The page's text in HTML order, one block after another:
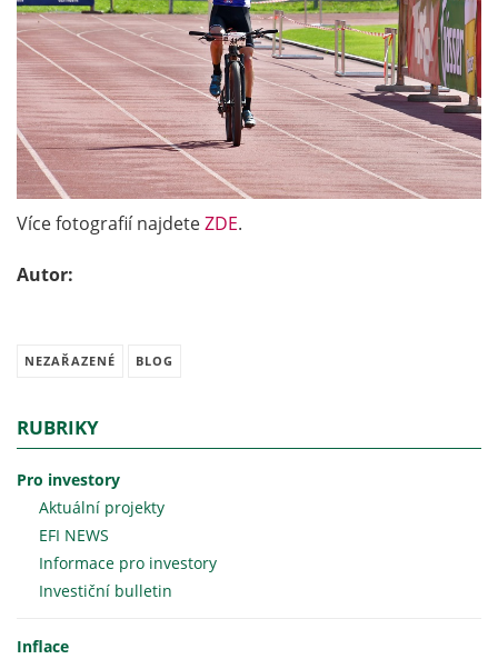
Více fotografií najdeteZDE.
Autor:
NEZAŘAZENÉ BLOG
RUBRIKY
Pro investory
Aktuální projekty
EFI NEWS
Informace pro investory
Investiční bulletin
Inflace